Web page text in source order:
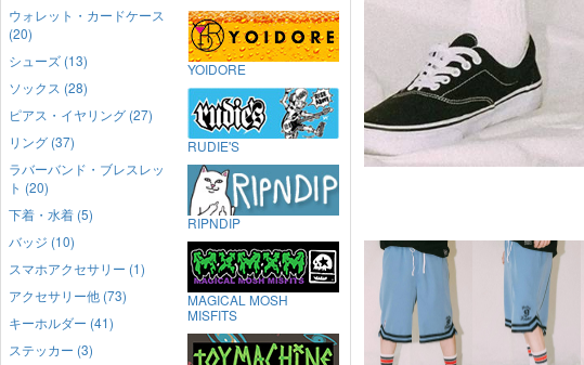
ウォレット・カードケース
(20)
シューズ (13)
ソックス (28)
ピアス・イヤリング (27)
リング (37)
ラバーバンド・ブレスレッ
ト (20)
下着・水着 (5)
バッジ (10)
スマホアクセサリー (1)
アクセサリー他 (73)
キーホルダー (41)
ステッカー (3)
YOIDORE
RUDIE'S
RIPNDIP
MAGICAL MOSH
MISFITS